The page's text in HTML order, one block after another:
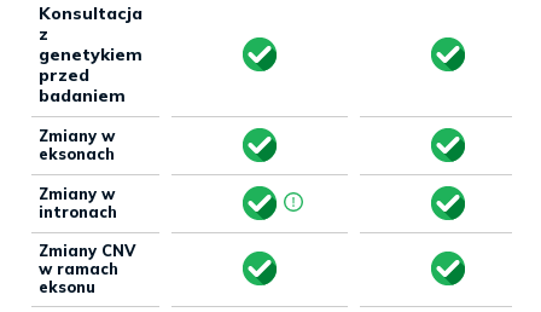
Konsultacja
z
genetykiem
przed
badaniem
Zmiany w
eksonach
Zmiany w
intronach
Zmiany CNV
w ramach
eksonu